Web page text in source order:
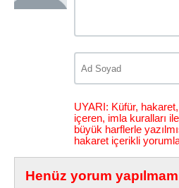
UYARI: Küfür,
içeren, imla kuralları
büyük harflerle
hakaret içerikli
Henüz yorum